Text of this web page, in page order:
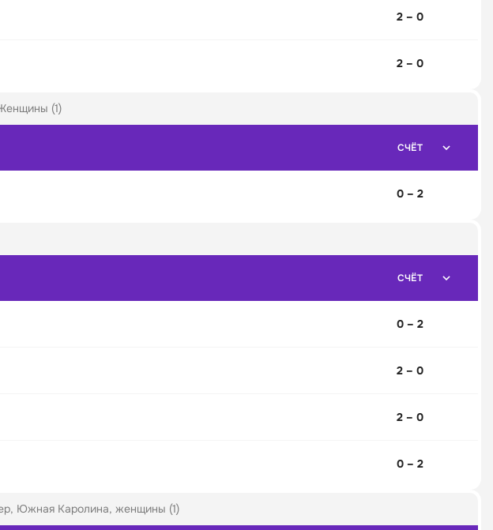
2 – 0
2 – 0
(1)
СЧЁТ
0 – 2
СЧЁТ
0 – 2
2 – 0
2 – 0
0 – 2
Южная Каролина, женщины (1)